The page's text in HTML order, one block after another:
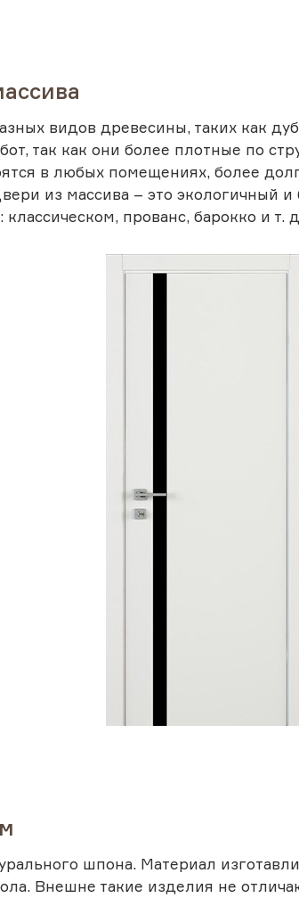
видов древесины, таких как
так как они более плотные по
в любых помещениях, более
из массива – это экологичный
прованс, барокко и т.
шпона. Материал
Внешне такие изделия не